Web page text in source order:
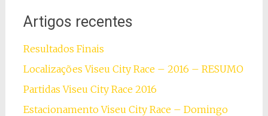
Artigos recentes
Resultados Finais
Localizações Viseu City Race – 2016 – RESUMO
Partidas Viseu City Race 2016
Estacionamento Viseu City Race – Domingo